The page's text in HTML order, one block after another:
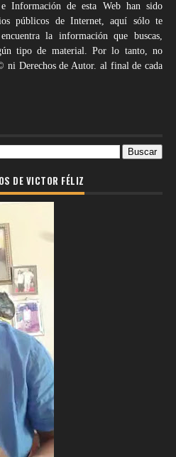
Información de esta Web han sido
públicos de Internet, aquí sólo te
la información que buscas,
tipo de material. Por lo tanto, no
Derechos de Autor. al final de cada
DE VICTOR FÉLIZ